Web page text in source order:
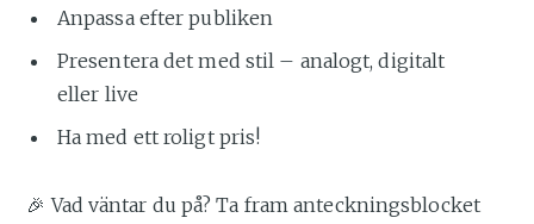
Anpassa efter publiken
Presentera det med stil – analogt, digitalt
eller live
Ha med ett roligt pris!
🎉 Vad väntar du på? Ta fram anteckningsblocket